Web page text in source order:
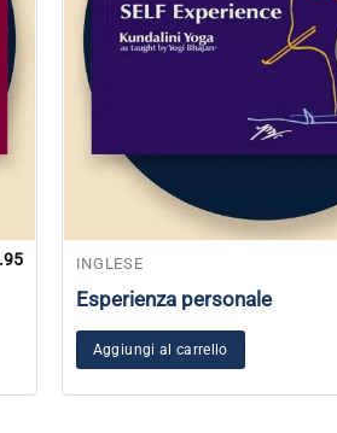
INGLESE
Esperienza personale
Aggiungi al carrello